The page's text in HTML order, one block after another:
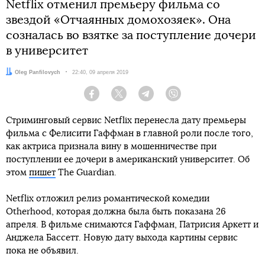
Netflix отменил премьеру фильма со
звездой «Отчаянных домохозяек». Она
созналась во взятке за поступление дочери
в университет
Автор:
Oleg Panfilovych Дата:
22:40, 09 апреля 2019
Facebook Twitter Telegram
Стриминговый сервис Netflix перенесла дату премьеры
фильма с Фелисити Гаффман в главной роли после того,
как актриса признала вину в мошенничестве при
поступлении ее дочери в американский университет. Об
этом пишет The Guardian.
Netflix отложил релиз романтической комедии
Otherhood, которая должна была быть показана 26
апреля. В фильме снимаются Гаффман, Патрисия Аркетт и
Анджела Бассетт. Новую дату выхода картины сервис
пока не объявил.